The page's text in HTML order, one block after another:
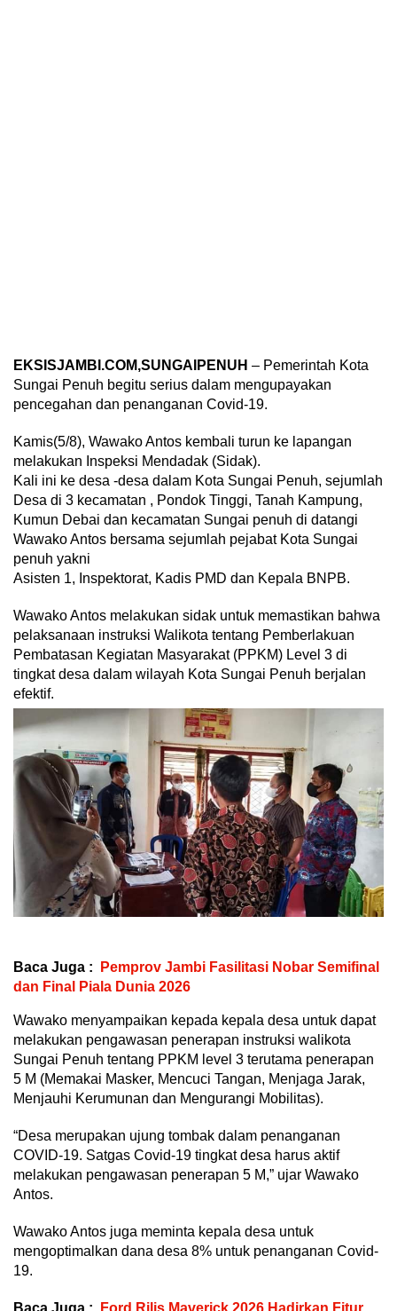
EKSISJAMBI.COM,SUNGAIPENUH – Pemerintah Kota
Sungai Penuh begitu serius dalam mengupayakan
pencegahan dan penanganan Covid-19.
Kamis(5/8), Wawako Antos kembali turun ke lapangan
melakukan Inspeksi Mendadak (Sidak).
Kali ini ke desa -desa dalam Kota Sungai Penuh, sejumlah
Desa di 3 kecamatan , Pondok Tinggi, Tanah Kampung,
Kumun Debai dan kecamatan Sungai penuh di datangi
Wawako Antos bersama sejumlah pejabat Kota Sungai
penuh yakni
Asisten 1, Inspektorat, Kadis PMD dan Kepala BNPB.
Wawako Antos melakukan sidak untuk memastikan bahwa
pelaksanaan instruksi Walikota tentang Pemberlakuan
Pembatasan Kegiatan Masyarakat (PPKM) Level 3 di
tingkat desa dalam wilayah Kota Sungai Penuh berjalan
efektif.
Baca Juga :
Pemprov Jambi Fasilitasi Nobar Semifinal
dan Final Piala Dunia 2026
Wawako menyampaikan kepada kepala desa untuk dapat
melakukan pengawasan penerapan instruksi walikota
Sungai Penuh tentang PPKM level 3 terutama penerapan
5 M (Memakai Masker, Mencuci Tangan, Menjaga Jarak,
Menjauhi Kerumunan dan Mengurangi Mobilitas).
“Desa merupakan ujung tombak dalam penanganan
COVID-19. Satgas Covid-19 tingkat desa harus aktif
melakukan pengawasan penerapan 5 M,” ujar Wawako
Antos.
Wawako Antos juga meminta kepala desa untuk
mengoptimalkan dana desa 8% untuk penanganan Covid-
19.